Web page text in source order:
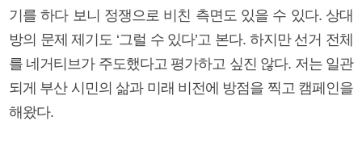
기를 하다 보니 정쟁으로 비친 측면도 있을 수 있다. 상대
방의 문제 제기도 ‘그럴 수 있다’고 본다. 하지만 선거 전체
를 네거티브가 주도했다고 평가하고 싶진 않다. 저는 일관
되게 부산 시민의 삶과 미래 비전에 방점을 찍고 캠페인을
해왔다.